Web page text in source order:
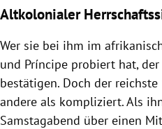
Altkolonialer
Wer sie bei ihm im
und Príncipe probiert hat,
bestätigen. Doch der
andere als kompliziert. Als
Samstagabend über einen